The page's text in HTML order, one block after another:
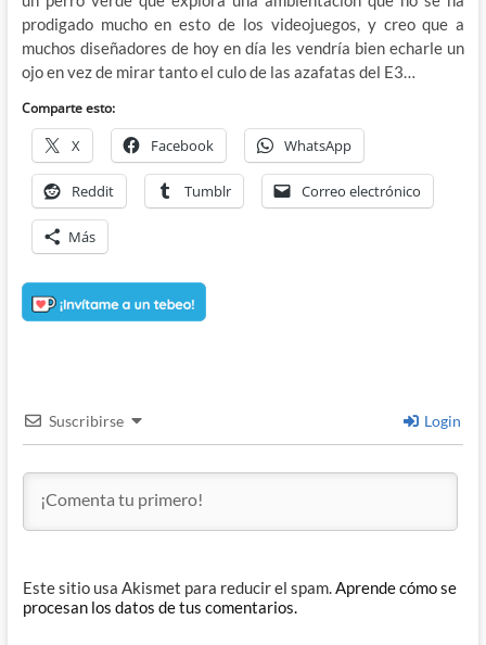
prodigado mucho en esto de los videojuegos, y creo que a
muchos diseñadores de hoy en día les vendría bien echarle un
ojo en vez de mirar tanto el culo de las azafatas del E3…
Comparte esto:
X Facebook WhatsApp
Reddit Tumblr Correo electrónico
Más
Suscribirse Login
Este sitio usa Akismet para reducir el spam.Aprende cómo se
procesan los datos de tus comentarios.